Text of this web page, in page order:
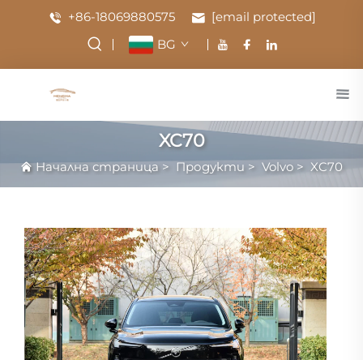
+86-18069880575
[email protected]
BG
XC70
Начална страница > Продукти > Volvo > XC70